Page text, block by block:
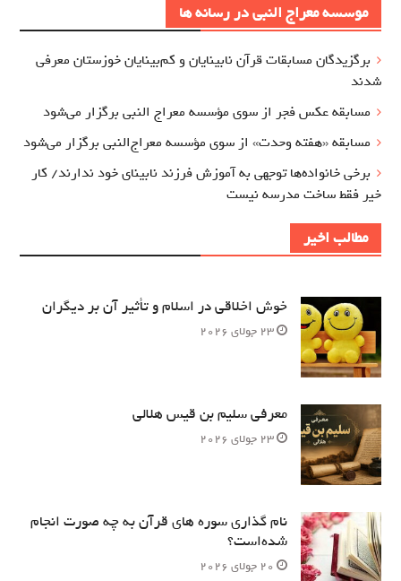
موسسه معراج النبی در رسانه ها
برگزيدگان مسابقات قرآن نابینایان و کم‌بینایان خوزستان معرفي
شدند
مسابقه عکس فجر از سوی مؤسسه معراج‌ النبی برگزار می‌شود
مسابقه «هفته وحدت» از سوی مؤسسه معراج‌النبی برگزار می‌شود
برخی خانواده‌ها توجهی به آموزش‌ فرزند نابینای خود ندارند/ کار
خیر فقط ساخت مدرسه نیست
مطالب اخیر
خوش اخلاقی در اسلام و تأثیر آن بر دیگران
23 جولای 2026
معرفی سلیم بن قیس هلالی
23 جولای 2026
نام‌ گذاری سوره های قرآن به چه صورت انجام
شده‌است؟
20 جولای 2026